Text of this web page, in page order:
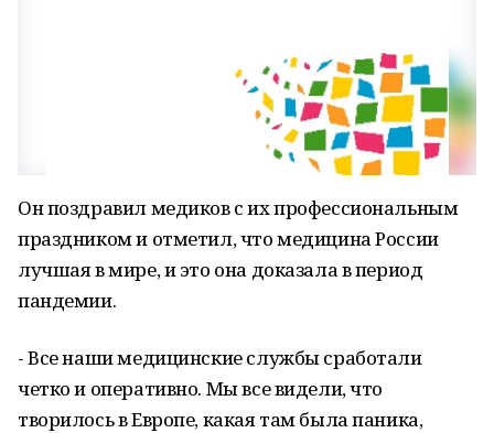
Он поздравил медиков с их профессиональным
праздником и отметил, что медицина России
лучшая в мире, и это она доказала в период
пандемии.
- Все наши медицинские службы сработали
четко и оперативно. Мы все видели, что
творилось в Европе, какая там была паника,